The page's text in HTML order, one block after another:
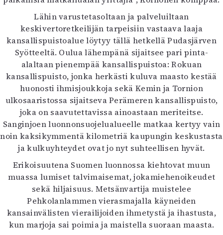
Lähin varustetasoltaan ja palveluiltaan
keskivertoretkeilijän tarpeisiin vastaava laaja
kansallispuistoalue löytyy tällä hetkellä Pudasjärven
Syötteeltä. Oulua lähempänä sijaitsee pari pinta-
alaltaan pienempää kansallispuistoa: Rokuan
kansallispuisto, jonka herkästi kuluva maasto kestää
huonosti ihmisjoukkoja sekä Kemin ja Tornion
ulkosaaristossa sijaitseva Perämeren kansallispuisto,
joka on saavutettavissa ainoastaan meriteitse.
Sanginjoen luonnonsuojelualueelle matkaa kertyy vain
noin kaksikymmentä kilometriä kaupungin keskustasta
ja kulkuyhteydet ovat jo nyt suhteellisen hyvät.
Erikoisuutena Suomen luonnossa kiehtovat muun
muassa lumiset talvimaisemat, jokamiehenoikeudet
sekä hiljaisuus. Metsänvartija muistelee
Pehkolanlammen vierasmajalla käyneiden
kansainvälisten vierailijoiden ihmetystä ja ihastusta,
kun marjoja sai poimia ja maistella suoraan maasta.